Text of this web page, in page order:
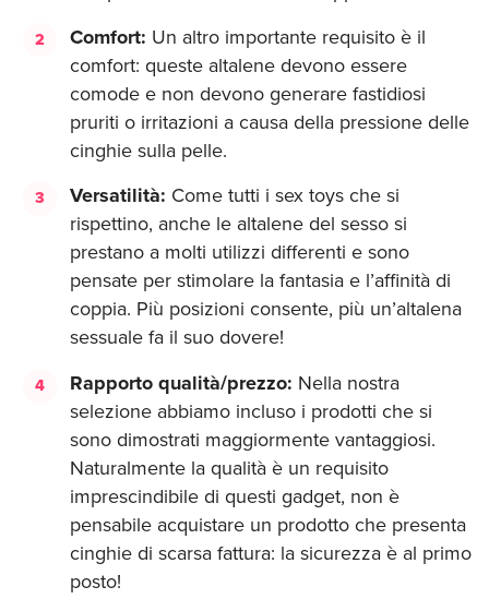
Comfort: Un altro importante requisito è il
comfort: queste altalene devono essere
comode e non devono generare fastidiosi
pruriti o irritazioni a causa della pressione delle
cinghie sulla pelle.
Versatilità: Come tutti i sex toys che si
rispettino, anche le altalene del sesso si
prestano a molti utilizzi differenti e sono
pensate per stimolare la fantasia e l’affinità di
coppia. Più posizioni consente, più un’altalena
sessuale fa il suo dovere!
Rapporto qualità/prezzo: Nella nostra
selezione abbiamo incluso i prodotti che si
sono dimostrati maggiormente vantaggiosi.
Naturalmente la qualità è un requisito
imprescindibile di questi gadget, non è
pensabile acquistare un prodotto che presenta
cinghie di scarsa fattura: la sicurezza è al primo
posto!